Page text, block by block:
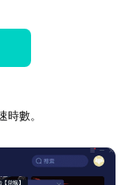
數。